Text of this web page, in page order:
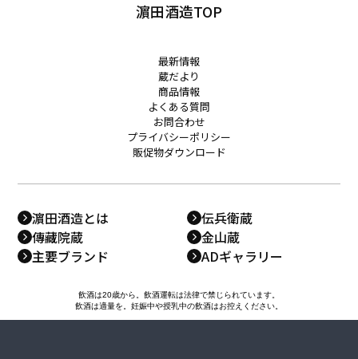
濵田酒造TOP
最新情報
蔵だより
商品情報
よくある質問
お問合わせ
プライバシーポリシー
販促物ダウンロード
濵田酒造とは
伝兵衛蔵
傳藏院蔵
金山蔵
主要ブランド
ADギャラリー
飲酒は20歳から。飲酒運転は法律で禁じられています。
飲酒は適量を。妊娠中や授乳中の飲酒はお控えください。